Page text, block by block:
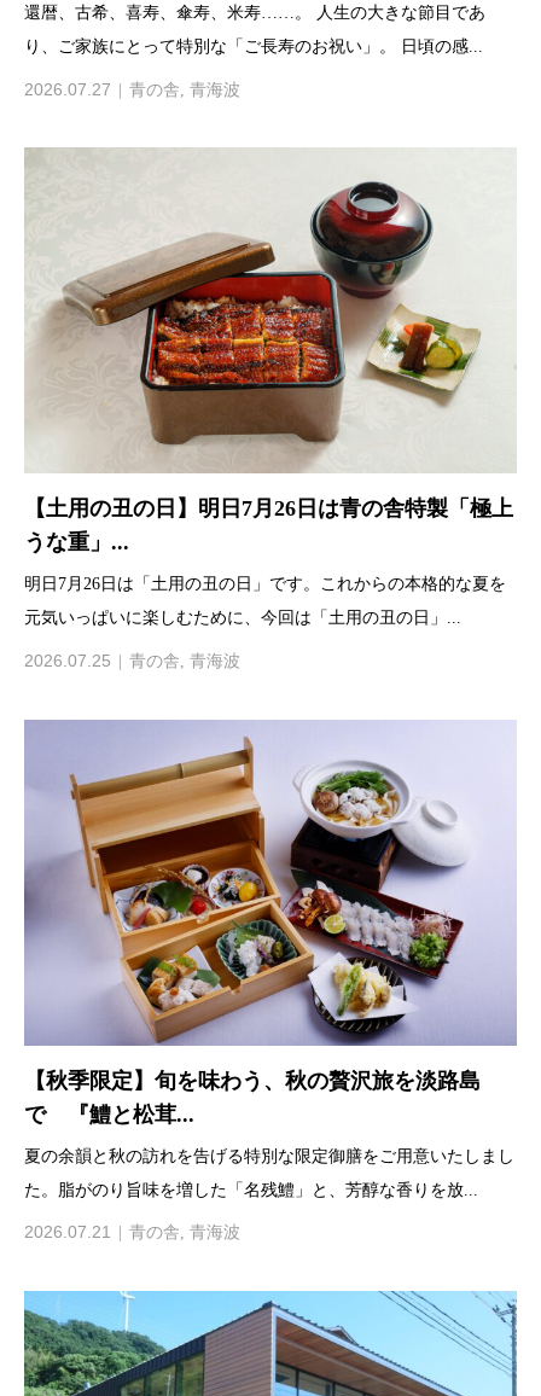
還暦、古希、喜寿、傘寿、米寿……。 人生の大きな節目であ
り、ご家族にとって特別な「ご長寿のお祝い」。 日頃の感...
2026.07.27 青の舎 青海波
【土用の丑の日】明日7月26日は青の舎特製「極上
うな重」...
明日7月26日は「土用の丑の日」です。これからの本格的な夏を
元気いっぱいに楽しむために、今回は「土用の丑の日」...
2026.07.25 青の舎, 青海波
【秋季限定】旬を味わう、秋の贅沢旅を淡路島
で 『鱧と松茸...
夏の余韻と秋の訪れを告げる特別な限定御膳をご用意いたしまし
た。脂がのり旨味を増した「名残鱧」と、芳醇な香りを放...
2026.07.21 青の舎, 青海波